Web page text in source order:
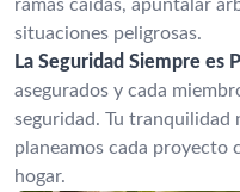
ramas caídas, apuntalar
situaciones peligrosas.
La Seguridad Siempre es
asegurados y cada
seguridad. Tu tranquilidad
planeamos cada proyecto
hogar.